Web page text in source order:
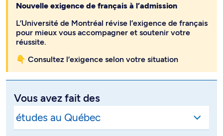
Nouvelle exigence de français à l’admission
L’Université de Montréal révise l’exigence de français
pour mieux vous accompagner et soutenir votre
réussite.
👇 Consultez l’exigence selon votre situation
Vous avez fait des